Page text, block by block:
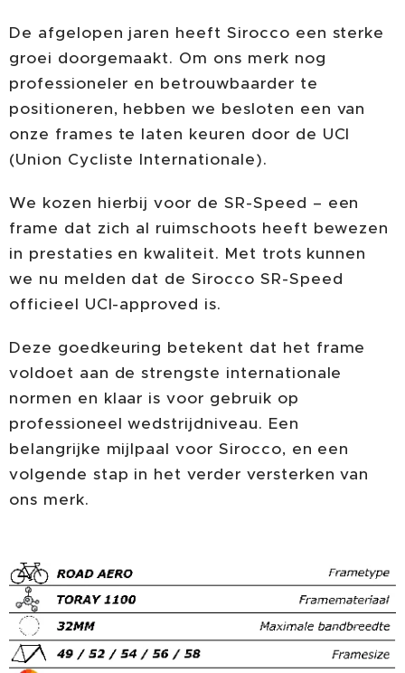
De afgelopen jaren heeft Sirocco een sterke
groei doorgemaakt. Om ons merk nog
professioneler en betrouwbaarder te
positioneren, hebben we besloten een van
onze frames te laten keuren door de UCI
(Union Cycliste Internationale).
We kozen hierbij voor de SR-Speed – een
frame dat zich al ruimschoots heeft bewezen
in prestaties en kwaliteit. Met trots kunnen
we nu melden dat de Sirocco SR-Speed
officieel UCI-approved is.
Deze goedkeuring betekent dat het frame
voldoet aan de strengste internationale
normen en klaar is voor gebruik op
professioneel wedstrijdniveau. Een
belangrijke mijlpaal voor Sirocco, en een
volgende stap in het verder versterken van
ons merk.